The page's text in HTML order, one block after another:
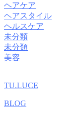
ヘアケア
ヘアスタイル
ヘルスケア
未分類
未分類
美容
TU.LUCE
BLOG